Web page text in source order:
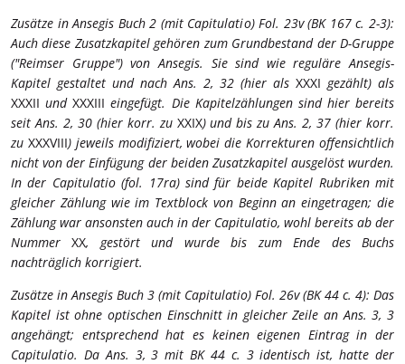
Zusätze in Ansegis Buch 2 (mit Capitulatio) Fol. 23v (BK 167 c. 2-3):
Auch diese Zusatzkapitel gehören zum Grundbestand der D-Gruppe
("Reimser Gruppe") von Ansegis. Sie sind wie reguläre Ansegis-
Kapitel gestaltet und nach Ans. 2, 32 (hier als XXXI gezählt) als
XXXII undXXXIII eingefügt. Die Kapitelzählungen sind hier bereits
seit Ans. 2, 30 (hier korr. zu XXIX) und bis zu Ans. 2, 37 (hier korr.
zu XXXVIII) jeweils modifiziert, wobei die Korrekturen offensichtlich
nicht von der Einfügung der beiden Zusatzkapitel ausgelöst wurden.
In der Capitulatio (fol. 17ra) sind für beide Kapitel Rubriken mit
gleicher Zählung wie im Textblock von Beginn an eingetragen; die
Zählung war ansonsten auch in der Capitulatio, wohl bereits ab der
NummerXX, gestört und wurde bis zum Ende des Buchs
nachträglich korrigiert.
Zusätze in Ansegis Buch 3 (mit Capitulatio) Fol. 26v (BK 44 c. 4): Das
Kapitel ist ohne optischen Einschnitt in gleicher Zeile an Ans. 3, 3
angehängt; entsprechend hat es keinen eigenen Eintrag in der
Capitulatio. Da Ans. 3, 3 mit BK 44 c. 3 identisch ist, hatte der